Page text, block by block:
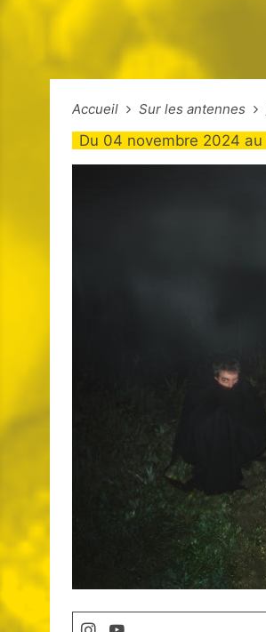
Accueil Sur les antennes
Du 04 novembre 2024 au